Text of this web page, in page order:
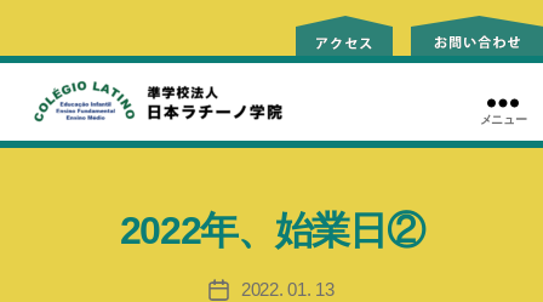
ラ
ノ
学
メニュー
2022年、始業日②
投
2022. 01. 13